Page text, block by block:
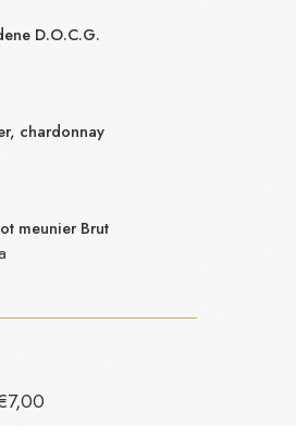
D.O.C.G.
– Treviso
chardonnay
Francia
meunier Brut
– Francia